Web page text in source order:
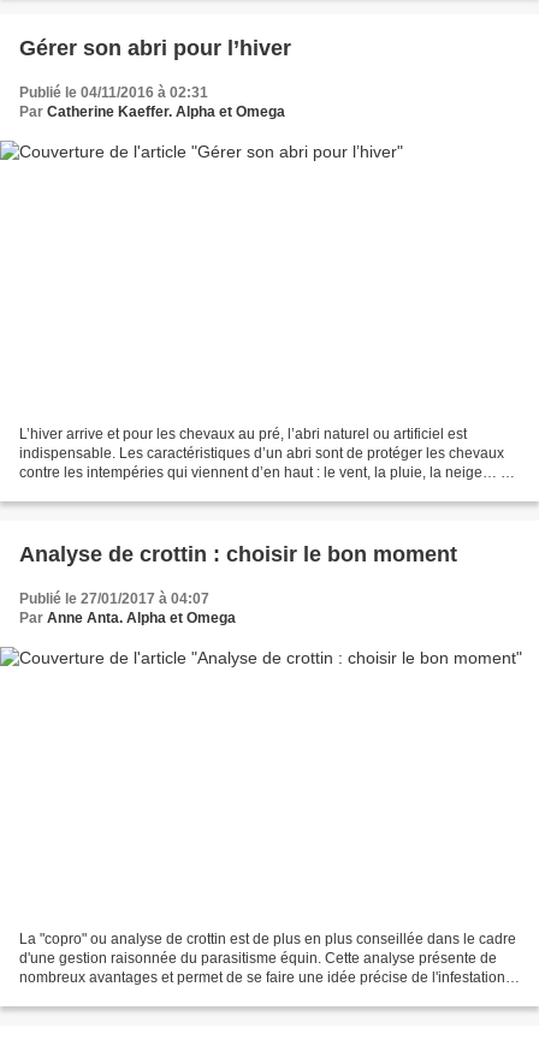
Gérer son abri pour l’hiver
Publié le 04/11/2016 à 02:31
Par Catherine Kaeffer. Alpha et Omega
L’hiver arrive et pour les chevaux au pré, l’abri naturel ou artificiel est
indispensable. Les caractéristiques d’un abri sont de protéger les chevaux
contre les intempéries qui viennent d’en haut : le vent, la pluie, la neige… et
Analyse de crottin : choisir le bon moment
Publié le 27/01/2017 à 04:07
Par Anne Anta. Alpha et Omega
La "copro" ou analyse de crottin est de plus en plus conseillée dans le cadre
d'une gestion raisonnée du parasitisme équin. Cette analyse présente de
nombreux avantages et permet de se faire une idée précise de l'infestation